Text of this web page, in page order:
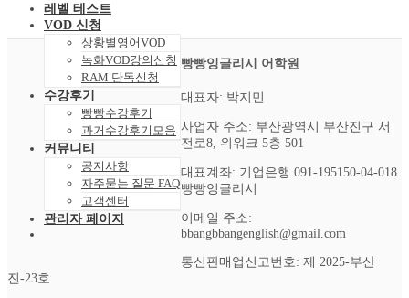
레벨 테스트
VOD 신청
상황별영어VOD
녹화VOD강의신청
RAM 단독신청
수강후기
빵빵수강후기
과거수강후기모음
커뮤니티
공지사항
자주묻는 질문 FAQ
고객센터
관리자 페이지
빵빵잉글리시 어학원
대표자: 박지민
사업자 주소: 부산광역시 부산진구 서
전로8, 위워크 5층 501
대표계좌: 기업은행 091-195150-04-018
빵빵잉글리시
이메일 주소:
bbangbbangenglish@gmail.com
통신판매업신고번호: 제 2025-부산
진-23호